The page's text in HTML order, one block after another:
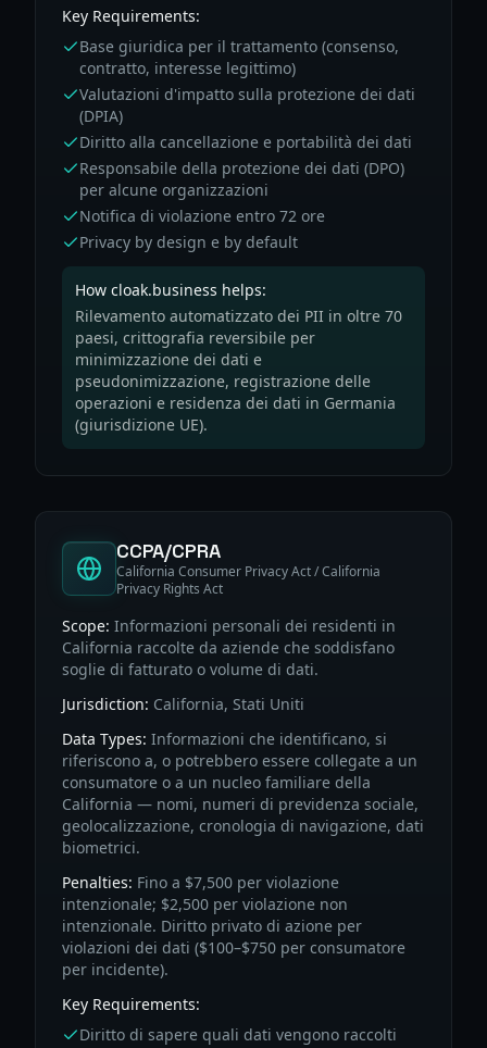
Key Requirements:
Base giuridica per il trattamento (consenso,
contratto, interesse legittimo)
Valutazioni d'impatto sulla protezione dei dati
(DPIA)
Diritto alla cancellazione e portabilità dei dati
Responsabile della protezione dei dati (DPO)
per alcune organizzazioni
Notifica di violazione entro 72 ore
Privacy by design e by default
How cloak.business helps:
Rilevamento automatizzato dei PII in oltre 70
paesi, crittografia reversibile per
minimizzazione dei dati e
pseudonimizzazione, registrazione delle
operazioni e residenza dei dati in Germania
(giurisdizione UE).
CCPA/CPRA
California Consumer Privacy Act / California
Privacy Rights Act
Scope: Informazioni personali dei residenti in
California raccolte da aziende che soddisfano
soglie di fatturato o volume di dati.
Jurisdiction: California, Stati Uniti
Data Types: Informazioni che identificano, si
riferiscono a, o potrebbero essere collegate a un
consumatore o a un nucleo familiare della
California — nomi, numeri di previdenza sociale,
geolocalizzazione, cronologia di navigazione, dati
biometrici.
Penalties: Fino a $7,500 per violazione
intenzionale; $2,500 per violazione non
intenzionale. Diritto privato di azione per
violazioni dei dati ($100–$750 per consumatore
per incidente).
Key Requirements:
Diritto di sapere quali dati vengono raccolti